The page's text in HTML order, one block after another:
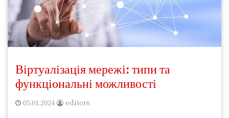
Віртуалізація мережі: типи та
функціональні можливості
05.01.2024 editors